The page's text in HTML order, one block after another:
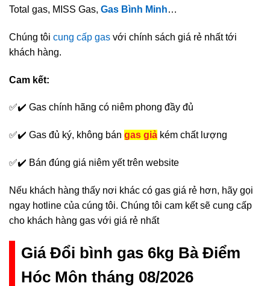
Total gas, MISS Gas, Gas Bình Minh…
Chúng tôi cung cấp gas với chính sách giá rẻ nhất tới
khách hàng.
Cam kết:
✅✔️ Gas chính hãng có niêm phong đầy đủ
✅✔️ Gas đủ ký, không bán gas giả kém chất lượng
✅✔️ Bán đúng giá niêm yết trên website
Nếu khách hàng thấy nơi khác có gas giá rẻ hơn, hãy gọi
ngay hotline của cúng tôi. Chúng tôi cam kết sẽ cung cấp
cho khách hàng gas với giá rẻ nhất
Giá Đổi bình gas 6kg Bà Điểm
Hóc Môn tháng 08/2026